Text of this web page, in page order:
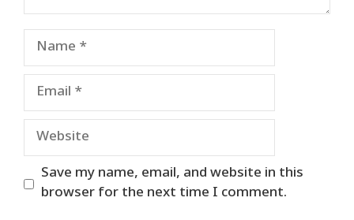
Name
Email
Website
Save my name, email, and website in this
browser for the next time I comment.